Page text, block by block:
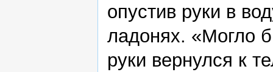
опустив руки в
ладонях. «Могло
руки вернулся к